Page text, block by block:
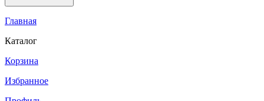
Главная
Каталог
Корзина
Избранное